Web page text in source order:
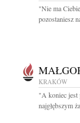
"Nie ma
pozostaniesz
KRAKÓW
"A koniec jest
najgłębszym